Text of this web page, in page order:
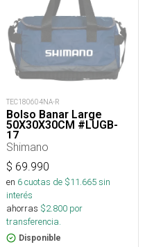
TEC180604NA-R
Bolso Banar Large
50X30X30CM #LUGB-
17_
Shimano
$ 69.990
en 6cuotas de $11.665sin
interés
ahorras $2.800 por
transferencia.
Disponible